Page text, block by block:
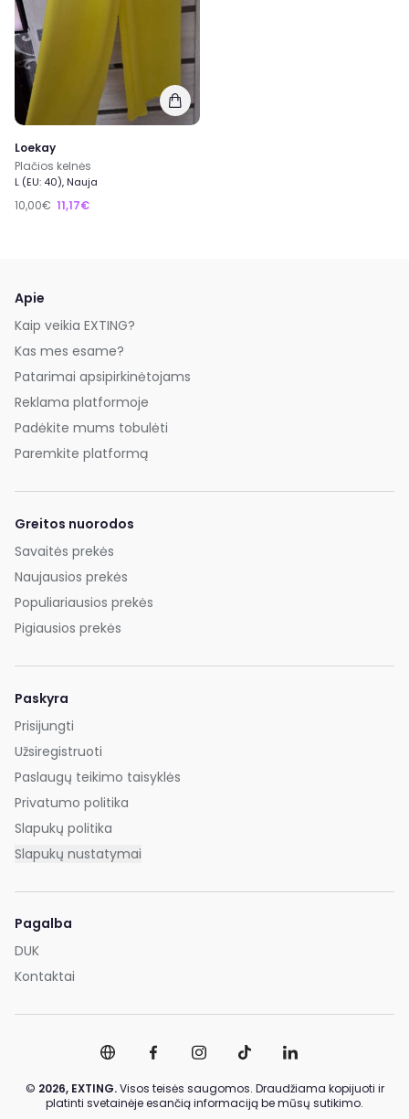
Loekay
Plačios kelnės
L (EU: 40), Nauja
10,00€ 11,17€
Apie
Kaip veikia EXTING?
Kas mes esame?
Patarimai apsipirkinėtojams
Reklama platformoje
Padėkite mums tobulėti
Paremkite platformą
Greitos nuorodos
Savaitės prekės
Naujausios prekės
Populiariausios prekės
Pigiausios prekės
Paskyra
Prisijungti
Užsiregistruoti
Paslaugų teikimo taisyklės
Privatumo politika
Slapukų politika
Slapukų nustatymai
Pagalba
DUK
Kontaktai
© 2026, EXTING.Visos teisės saugomos. Draudžiama kopijuoti ir
platinti svetainėje esančią informaciją be mūsų sutikimo.